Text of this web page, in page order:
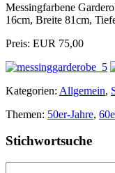
Messingfarbene
16cm, Breite 81cm,
Preis: EUR 75,00
Kategorien: Allgemein,
Themen: 50er-Jahre,
Stichwortsuche